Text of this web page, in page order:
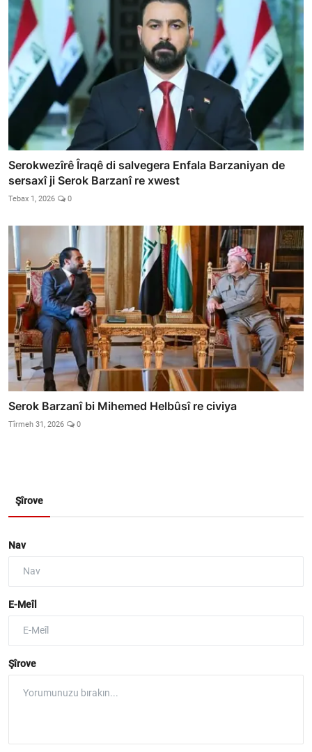
Serokwezîrê Îraqê di salvegera Enfala Barzaniyan de
sersaxî ji Serok Barzanî re xwest
Tebax 1, 2026 0
Serok Barzanî bi Mihemed Helbûsî re civiya
Tîrmeh 31, 2026 0
Şîrove
Nav
E-Meîl
Şîrove